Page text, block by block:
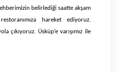
belirlediği saatte akşam
hareket ediyoruz.
çıkıyoruz. Üsküp’e varışımız ile